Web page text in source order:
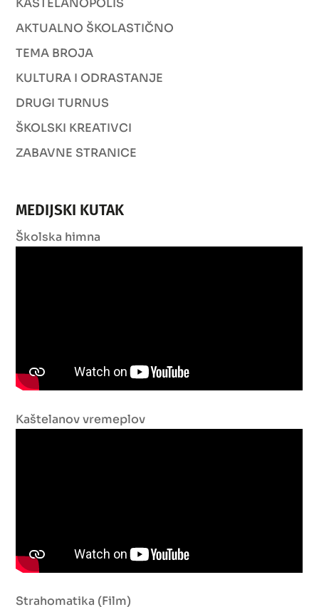
KAŠTELANOPOLIS
AKTUALNO ŠKOLASTIČNO
TEMA BROJA
KULTURA I ODRASTANJE
DRUGI TURNUS
ŠKOLSKI KREATIVCI
ZABAVNE STRANICE
MEDIJSKI KUTAK
Školska himna
Kaštelanov vremeplov
Strahomatika (Film)